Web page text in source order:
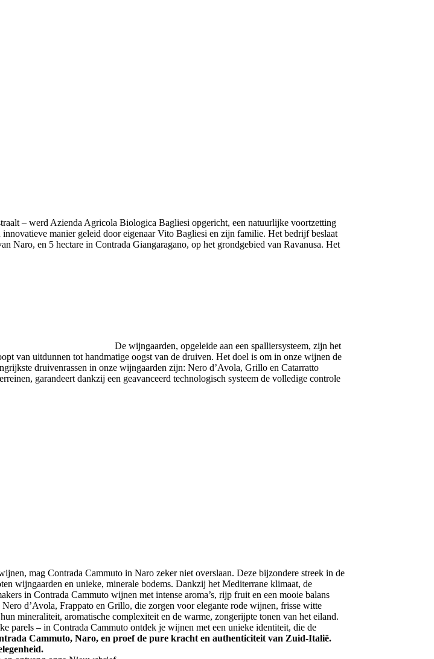
– werd Azienda Agricola Biologica Bagliesi opgericht, een natuurlijke voortzetting
manier geleid door eigenaar Vito Bagliesi en zijn familie. Het bedrijf beslaat
Naro, en 5 hectare in Contrada Giangaragano, op het grondgebied van Ravanusa. Het
De wijngaarden, opgeleide aan een spalliersysteem, zijn het
van uitdunnen tot handmatige oogst van de druiven. Het doel is om in onze wijnen de
druivenrassen in onze wijngaarden zijn: Nero d’Avola, Grillo en Catarratto
garandeert dankzij een geavanceerd technologisch systeem de volledige controle
mag Contrada Cammuto in Naro zeker niet overslaan. Deze bijzondere streek in de
wijngaarden en unieke, minerale bodems. Dankzij het Mediterrane klimaat, de
in Contrada Cammuto wijnen met intense aroma’s, rijp fruit en een mooie balans
d’Avola, Frappato en Grillo, die zorgen voor elegante rode wijnen, frisse witte
mineraliteit, aromatische complexiteit en de warme, zongerijpte tonen van het eiland.
parels – in Contrada Cammuto ontdek je wijnen met een unieke identiteit, die de
Cammuto, Naro, en proef de pure kracht en authenticiteit van Zuid-Italië.